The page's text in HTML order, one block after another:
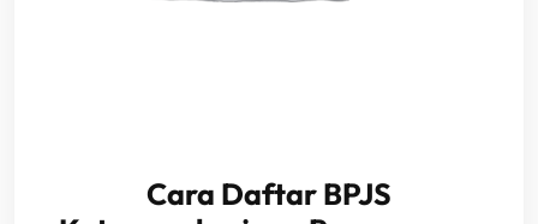
Cara Daftar BPJS